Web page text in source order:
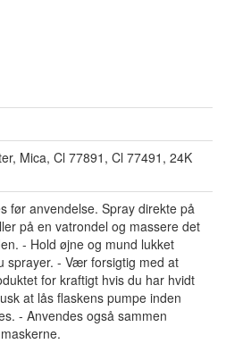
Mica, Cl 77891, Cl 77491, 24K
før anvendelse. Spray direkte på
på en vatrondel og massere det
- Hold øjne og mund lukket
sprayer. - Vær forsigtig med at
for kraftigt hvis du har hvidt
at lås flaskens pumpe inden
- Anvendes også sammen